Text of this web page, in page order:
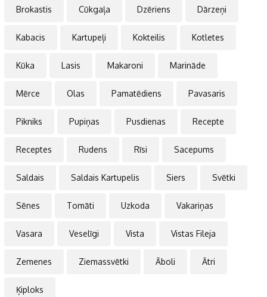
Brokastis Cūkgaļa Dzēriens Dārzeņi
Kabacis Kartupeļi Kokteilis Kotletes
Kūka Lasis Makaroni Marināde
Mērce Olas Pamatēdiens Pavasaris
Pikniks Pupiņas Pusdienas Recepte
Receptes Rudens Rīsi Sacepums
Saldais Saldais Kartupelis Siers Svētki
Sēnes Tomāti Uzkoda Vakariņas
Vasara Veselīgi Vista Vistas Fileja
Zemenes Ziemassvētki Āboli Ātri
Ķiploks